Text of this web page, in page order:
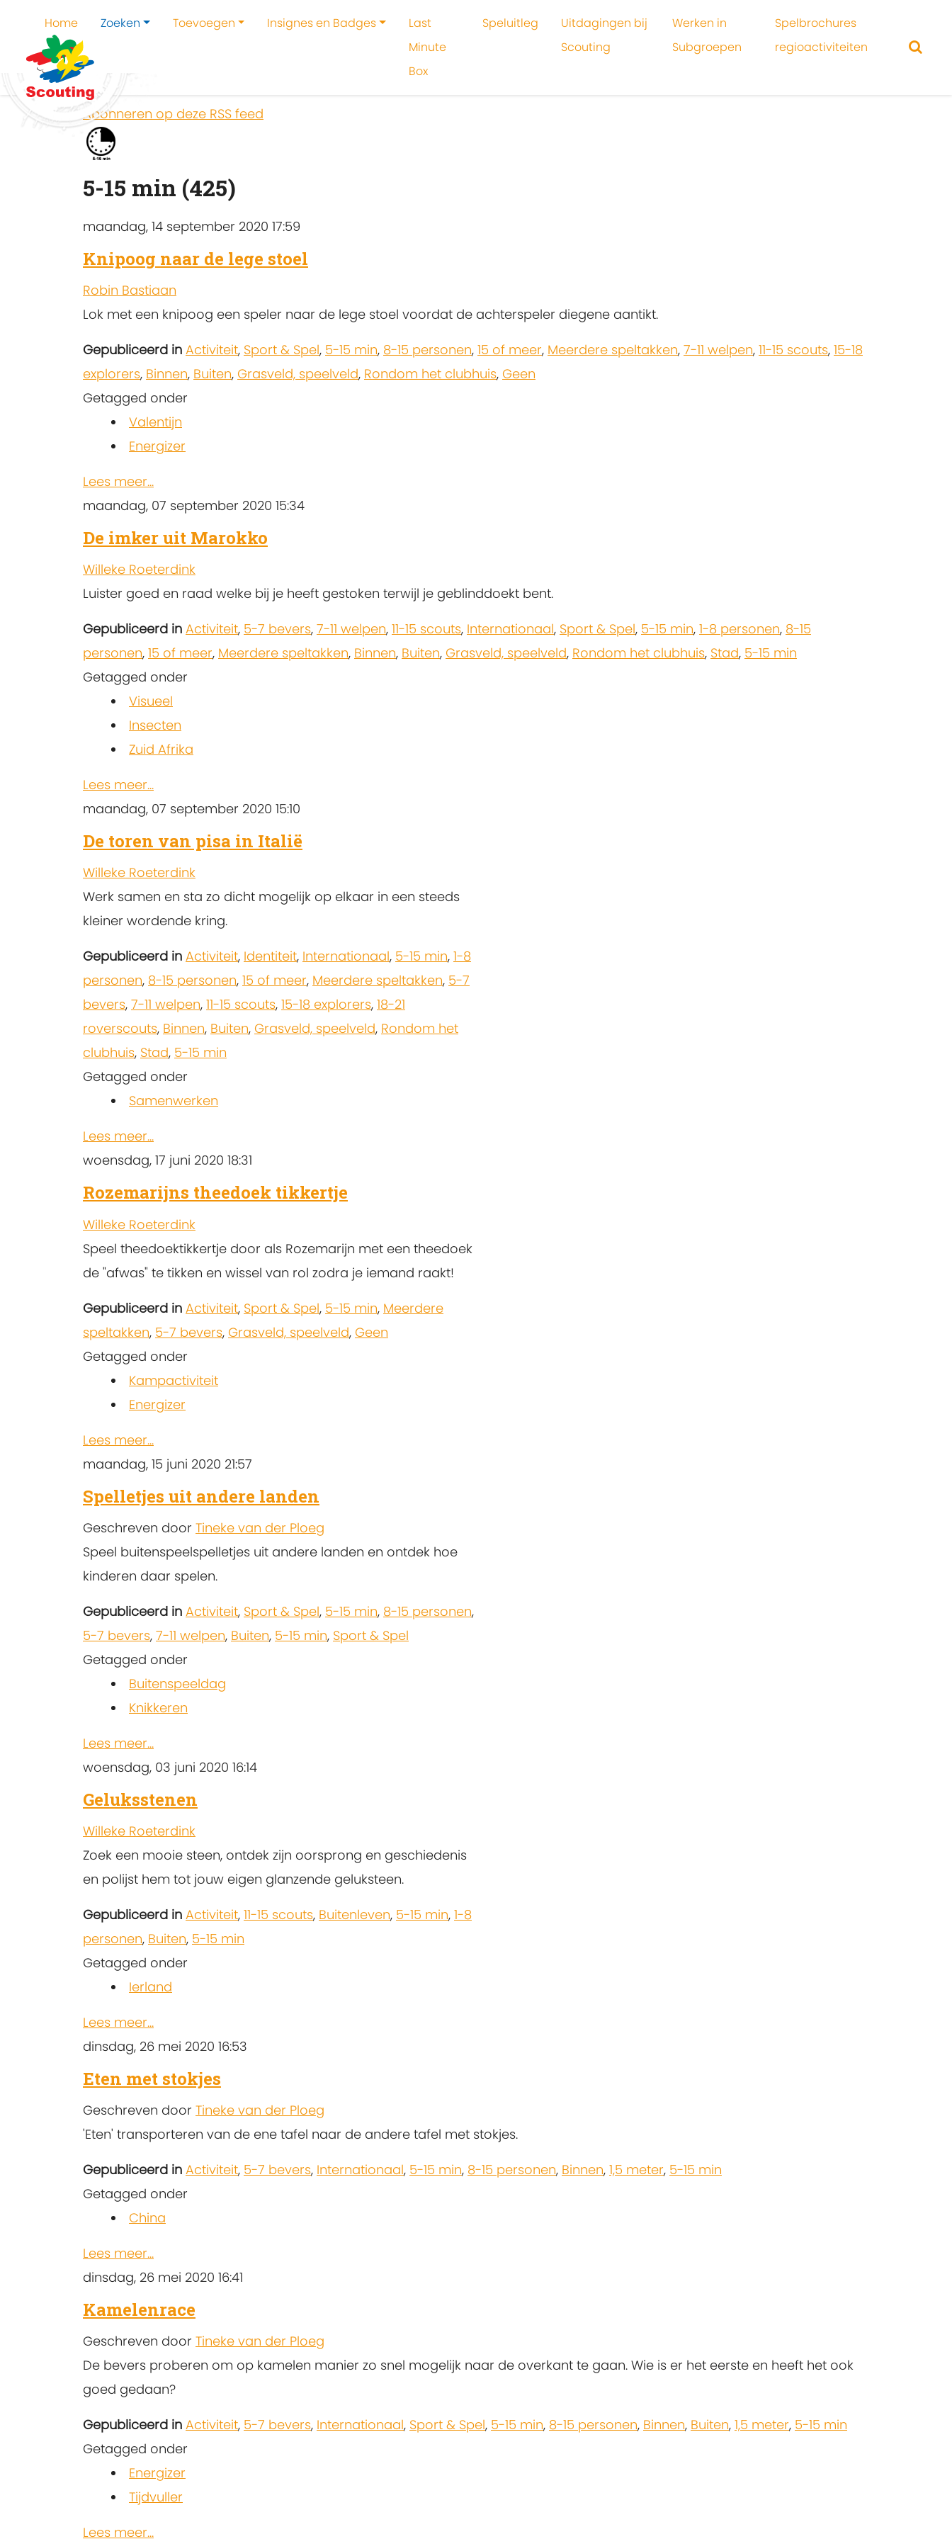
Home Zoeken Toevoegen Insignes en Badges
Last
Minute
Box
Speluitleg
Uitdagingen bij
Scouting
Werken in
Subgroepen
Spelbrochures
regioactiviteiten
Home
Abonneren op deze RSS feed
5-15 min (425)
maandag, 14 september 2020 17:59
Knipoog naar de lege stoel
Robin Bastiaan
Lok met een knipoog een speler naar de lege stoel voordat de achterspeler diegene aantikt.
Gepubliceerd in Activiteit, Sport & Spel, 5-15 min, 8-15 personen, 15 of meer, Meerdere speltakken, 7-11 welpen, 11-15 scouts, 15-18
explorers, Binnen, Buiten, Grasveld, speelveld, Rondom het clubhuis, Geen
Getagged onder
Valentijn
Energizer
Lees meer...
maandag, 07 september 2020 15:34
De imker uit Marokko
Willeke Roeterdink
Luister goed en raad welke bij je heeft gestoken terwijl je geblinddoekt bent.
Gepubliceerd in Activiteit, 5-7 bevers, 7-11 welpen, 11-15 scouts, Internationaal, Sport & Spel, 5-15 min, 1-8 personen, 8-15
personen, 15 of meer, Meerdere speltakken, Binnen, Buiten, Grasveld, speelveld, Rondom het clubhuis, Stad, 5-15 min
Getagged onder
Visueel
Insecten
Zuid Afrika
Lees meer...
maandag, 07 september 2020 15:10
De toren van pisa in Italië
Willeke Roeterdink
Werk samen en sta zo dicht mogelijk op elkaar in een steeds
kleiner wordende kring.
Gepubliceerd in Activiteit, Identiteit, Internationaal, 5-15 min, 1-8
personen, 8-15 personen, 15 of meer, Meerdere speltakken, 5-7
bevers, 7-11 welpen, 11-15 scouts, 15-18 explorers, 18-21
roverscouts, Binnen, Buiten, Grasveld, speelveld, Rondom het
clubhuis, Stad, 5-15 min
Getagged onder
Samenwerken
Lees meer...
woensdag, 17 juni 2020 18:31
Rozemarijns theedoek tikkertje
Willeke Roeterdink
Speel theedoektikkertje door als Rozemarijn met een theedoek
de "afwas" te tikken en wissel van rol zodra je iemand raakt!
Gepubliceerd in Activiteit, Sport & Spel, 5-15 min, Meerdere
speltakken, 5-7 bevers, Grasveld, speelveld, Geen
Getagged onder
Kampactiviteit
Energizer
Lees meer...
maandag, 15 juni 2020 21:57
Spelletjes uit andere landen
Geschreven door Tineke van der Ploeg
Speel buitenspeelspelletjes uit andere landen en ontdek hoe
kinderen daar spelen.
Gepubliceerd in Activiteit, Sport & Spel, 5-15 min, 8-15 personen,
5-7 bevers, 7-11 welpen, Buiten, 5-15 min, Sport & Spel
Getagged onder
Buitenspeeldag
Knikkeren
Lees meer...
woensdag, 03 juni 2020 16:14
Geluksstenen
Willeke Roeterdink
Zoek een mooie steen, ontdek zijn oorsprong en geschiedenis
en polijst hem tot jouw eigen glanzende geluksteen.
Gepubliceerd in Activiteit, 11-15 scouts, Buitenleven, 5-15 min, 1-8
personen, Buiten, 5-15 min
Getagged onder
Ierland
Lees meer...
dinsdag, 26 mei 2020 16:53
Eten met stokjes
Geschreven door Tineke van der Ploeg
'Eten' transporteren van de ene tafel naar de andere tafel met stokjes.
Gepubliceerd in Activiteit, 5-7 bevers, Internationaal, 5-15 min, 8-15 personen, Binnen, 1,5 meter, 5-15 min
Getagged onder
China
Lees meer...
dinsdag, 26 mei 2020 16:41
Kamelenrace
Geschreven door Tineke van der Ploeg
De bevers proberen om op kamelen manier zo snel mogelijk naar de overkant te gaan. Wie is er het eerste en heeft het ook
goed gedaan?
Gepubliceerd in Activiteit, 5-7 bevers, Internationaal, Sport & Spel, 5-15 min, 8-15 personen, Binnen, Buiten, 1,5 meter, 5-15 min
Getagged onder
Energizer
Tijdvuller
Lees meer...